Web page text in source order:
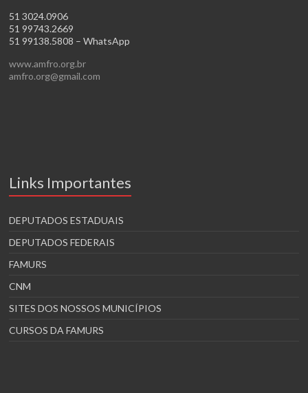
51 3024.0906
51 99743.2669
51 99138.5808 – WhatsApp
www.amfro.org.br
amfro.org@gmail.com
Links Importantes
DEPUTADOS ESTADUAIS
DEPUTADOS FEDERAIS
FAMURS
CNM
SITES DOS NOSSOS MUNICÍPIOS
CURSOS DA FAMURS